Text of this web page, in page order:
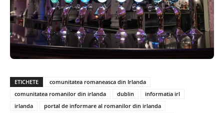
ETICHETE
comunitatea romaneasca din Irlanda
comunitatea romanilor din irlanda
dublin
informatia irl
irlanda
portal de informare al romanilor din irlanda